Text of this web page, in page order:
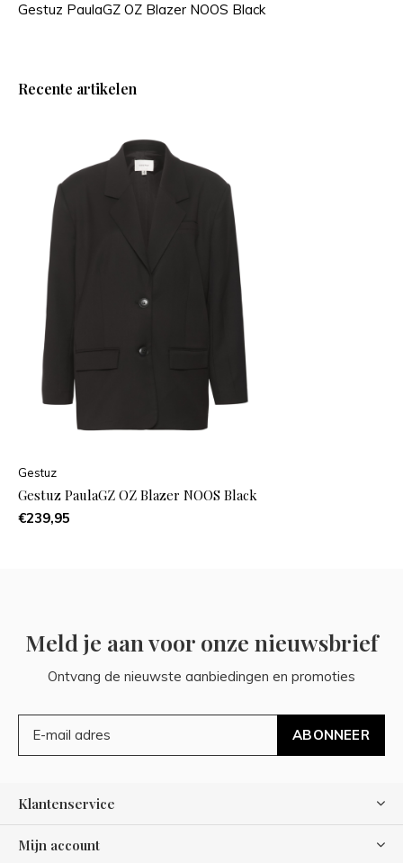
Gestuz PaulaGZ OZ Blazer NOOS Black
Recente artikelen
Gestuz
Gestuz PaulaGZ OZ Blazer NOOS Black
€239,95
Meld je aan voor onze nieuwsbrief
Ontvang de nieuwste aanbiedingen en promoties
ABONNEER
Klantenservice
Mijn account